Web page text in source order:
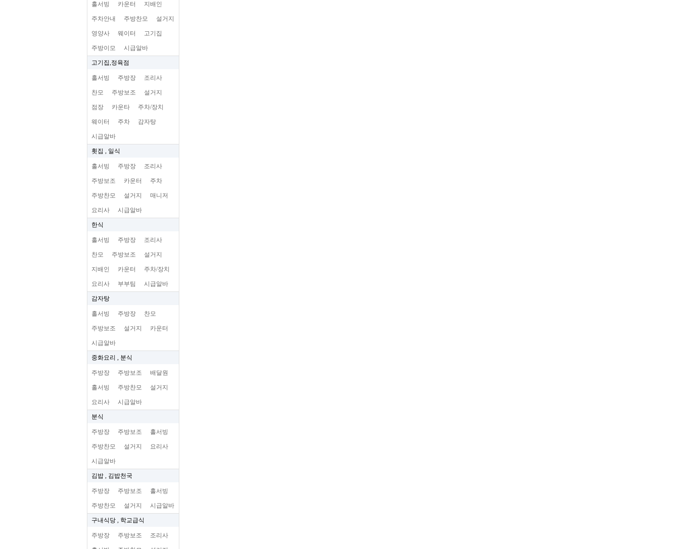
홀서빙 카운터 지배인
주차안내 주방찬모 설거지
영양사 웨이터 고기집
주방이모 시급알바
고기집,정육점
홀서빙 주방장 조리사
찬모 주방보조 설거지
점장 카운타 주차/장치
웨이터 주차 감자탕
시급알바
횟집 , 일식
홀서빙 주방장 조리사
주방보조 카운터 주차
주방찬모 설거지 매니저
요리사 시급알바
한식
홀서빙 주방장 조리사
찬모 주방보조 설거지
지배인 카운터 주차/장치
요리사 부부팀 시급알바
감자탕
홀서빙 주방장 찬모
주방보조 설거지 카운터
시급알바
중화요리 , 분식
주방장 주방보조 배달원
홀서빙 주방찬모 설거지
요리사 시급알바
분식
주방장 주방보조 홀서빙
주방찬모 설거지 요리사
시급알바
김밥 , 김밥천국
주방장 주방보조 홀서빙
주방찬모 설거지 시급알바
구내식당 , 학교급식
주방장 주방보조 조리사